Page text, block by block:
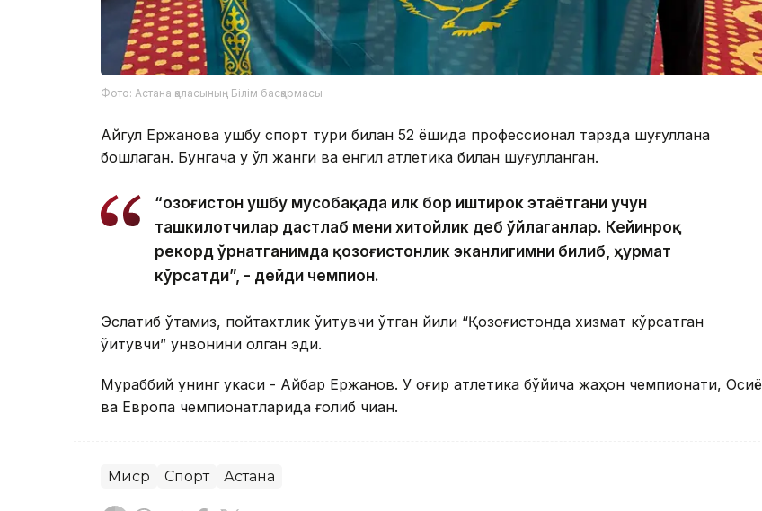
Фото: Астана қаласының Білім басқармасы
Айгул Ержанова ушбу спорт тури билан 52 ёшида профессионал тарзда шуғуллана
бошлаган. Бунгача у қўл жанги ва енгил атлетика билан шуғулланган.
“Қозоғистон ушбу мусобақада илк бор иштирок этаётгани учун
ташкилотчилар дастлаб мени хитойлик деб ўйлаганлар. Кейинроқ
рекорд ўрнатганимда қозоғистонлик эканлигимни билиб, ҳурмат
кўрсатди”, - дейди чемпион.
Эслатиб ўтамиз, пойтахтлик ўқитувчи ўтган йили “Қозоғистонда хизмат кўрсатган
ўқитувчи” унвонини олган эди.
Мураббий унинг укаси - Айбар Ержанов. У оғир атлетика бўйича жаҳон чемпионати, Осиё
ва Европа чемпионатларида ғолиб чиққан.
Миср Спорт Астана